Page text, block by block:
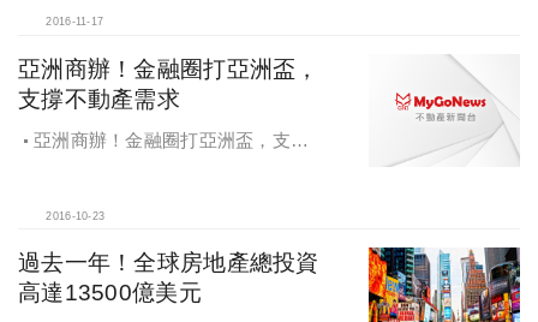
2016-11-17
亞洲商辦！金融圈打亞洲盃，
支撐不動產需求
亞洲商辦！金融圈打亞洲盃，支撐
2016-10-23
過去一年！全球房地產總投資
高達13500億美元